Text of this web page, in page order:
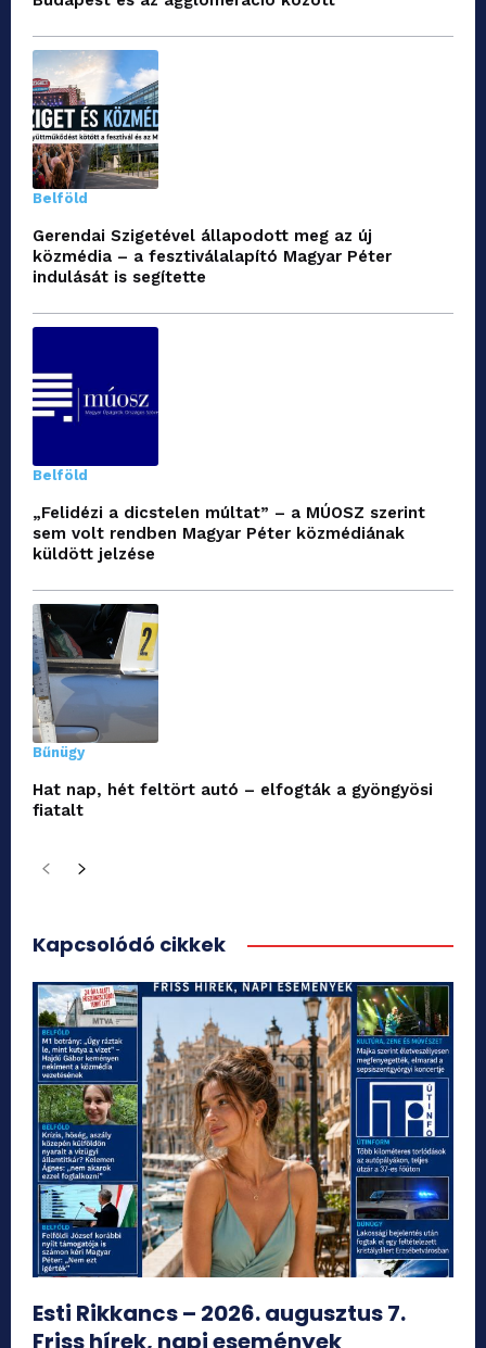
Belföld
Gerendai Szigetével állapodott meg az új
közmédia – a fesztiválalapító Magyar Péter
indulását is segítette
Belföld
„Felidézi a dicstelen múltat” – a MÚOSZ szerint
sem volt rendben Magyar Péter közmédiának
küldött jelzése
Bűnügy
Hat nap, hét feltört autó – elfogták a gyöngyösi
fiatalt
Kapcsolódó cikkek
Esti Rikkancs – 2026. augusztus 7.
Friss hírek, napi események